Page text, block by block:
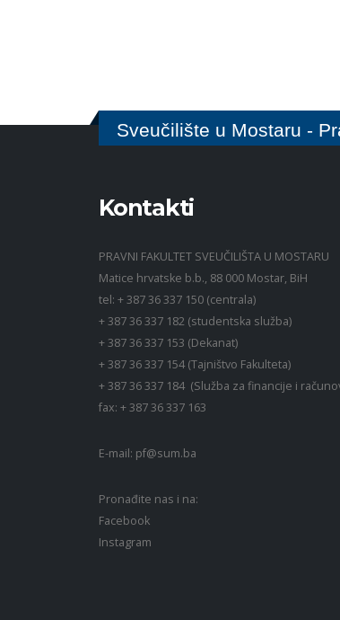
Sveučilište u Mostaru -
Kontakti
PRAVNI FAKULTET SVEUČILIŠTA U MOSTARU
Matice hrvatske b.b., 88 000 Mostar, BiH
tel: + 387 36 337 150 (centrala)
+ 387 36 337 182 (studentska služba)
+ 387 36 337 153 (Dekanat)
+ 387 36 337 154 (Tajništvo Fakulteta)
+ 387 36 337 184 (Služba za financije i
fax: + 387 36 337 163
E-mail: pf@sum.ba
Pronađite nas i na:
Facebook
Instagram